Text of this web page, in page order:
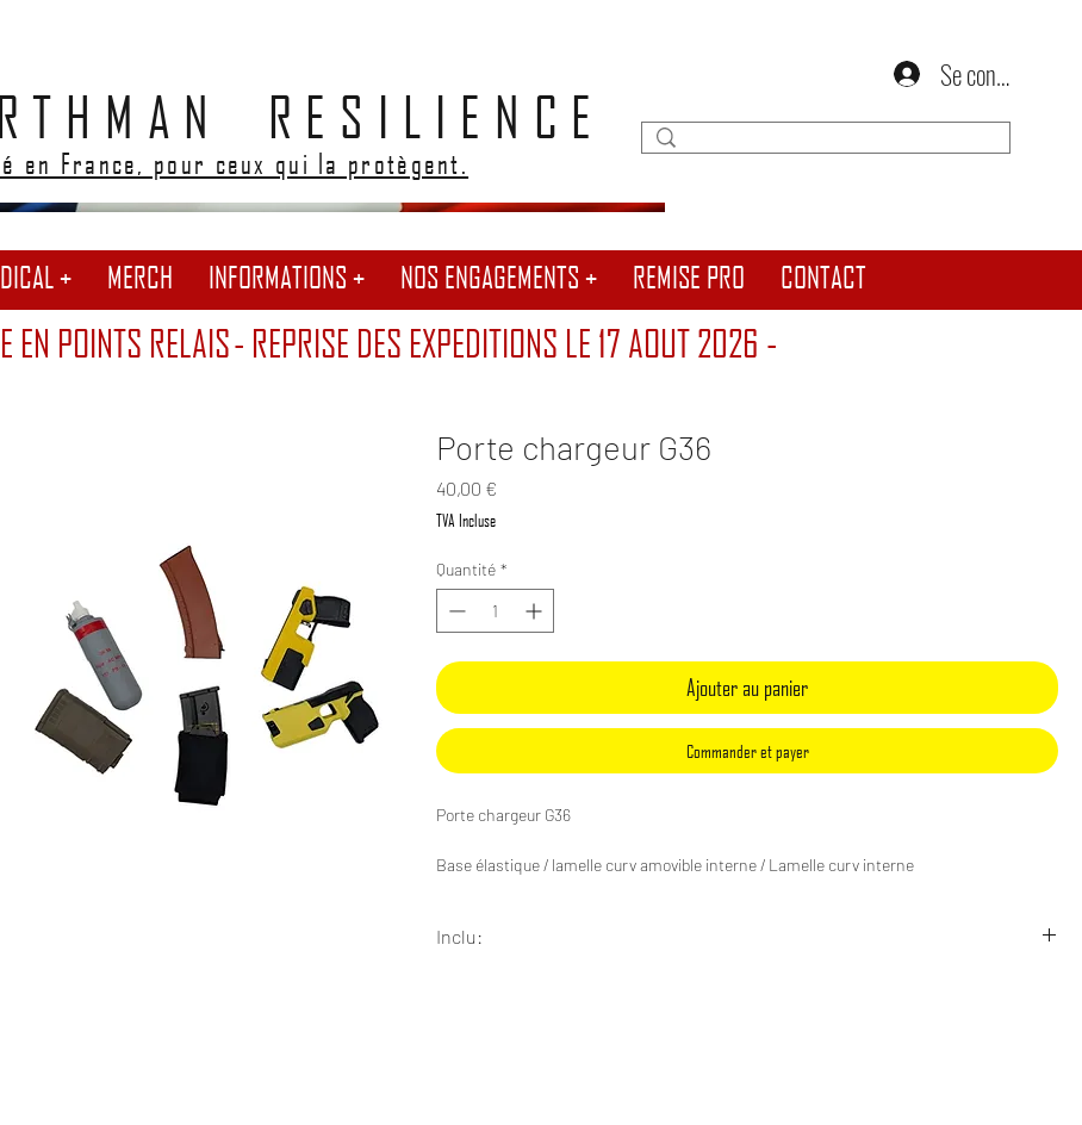
Se connecter
RESILIENCE
en France, pour ceux qui la protègent.
+ MERCH INFORMATIONS + NOS ENGAGEMENTS + REMISE PRO CONTACT
EN POINTS RELAIS- REPRISE DES EXPEDITIONS LE 17 AOUT 2026 -
Porte chargeur G36
40,00 €
TVA Incluse
Quantité *
Ajouter au panier
Commander et payer
Porte chargeur G36
Base élastique / lamelle curv amovible interne / Lamelle curv interne
Inclu: